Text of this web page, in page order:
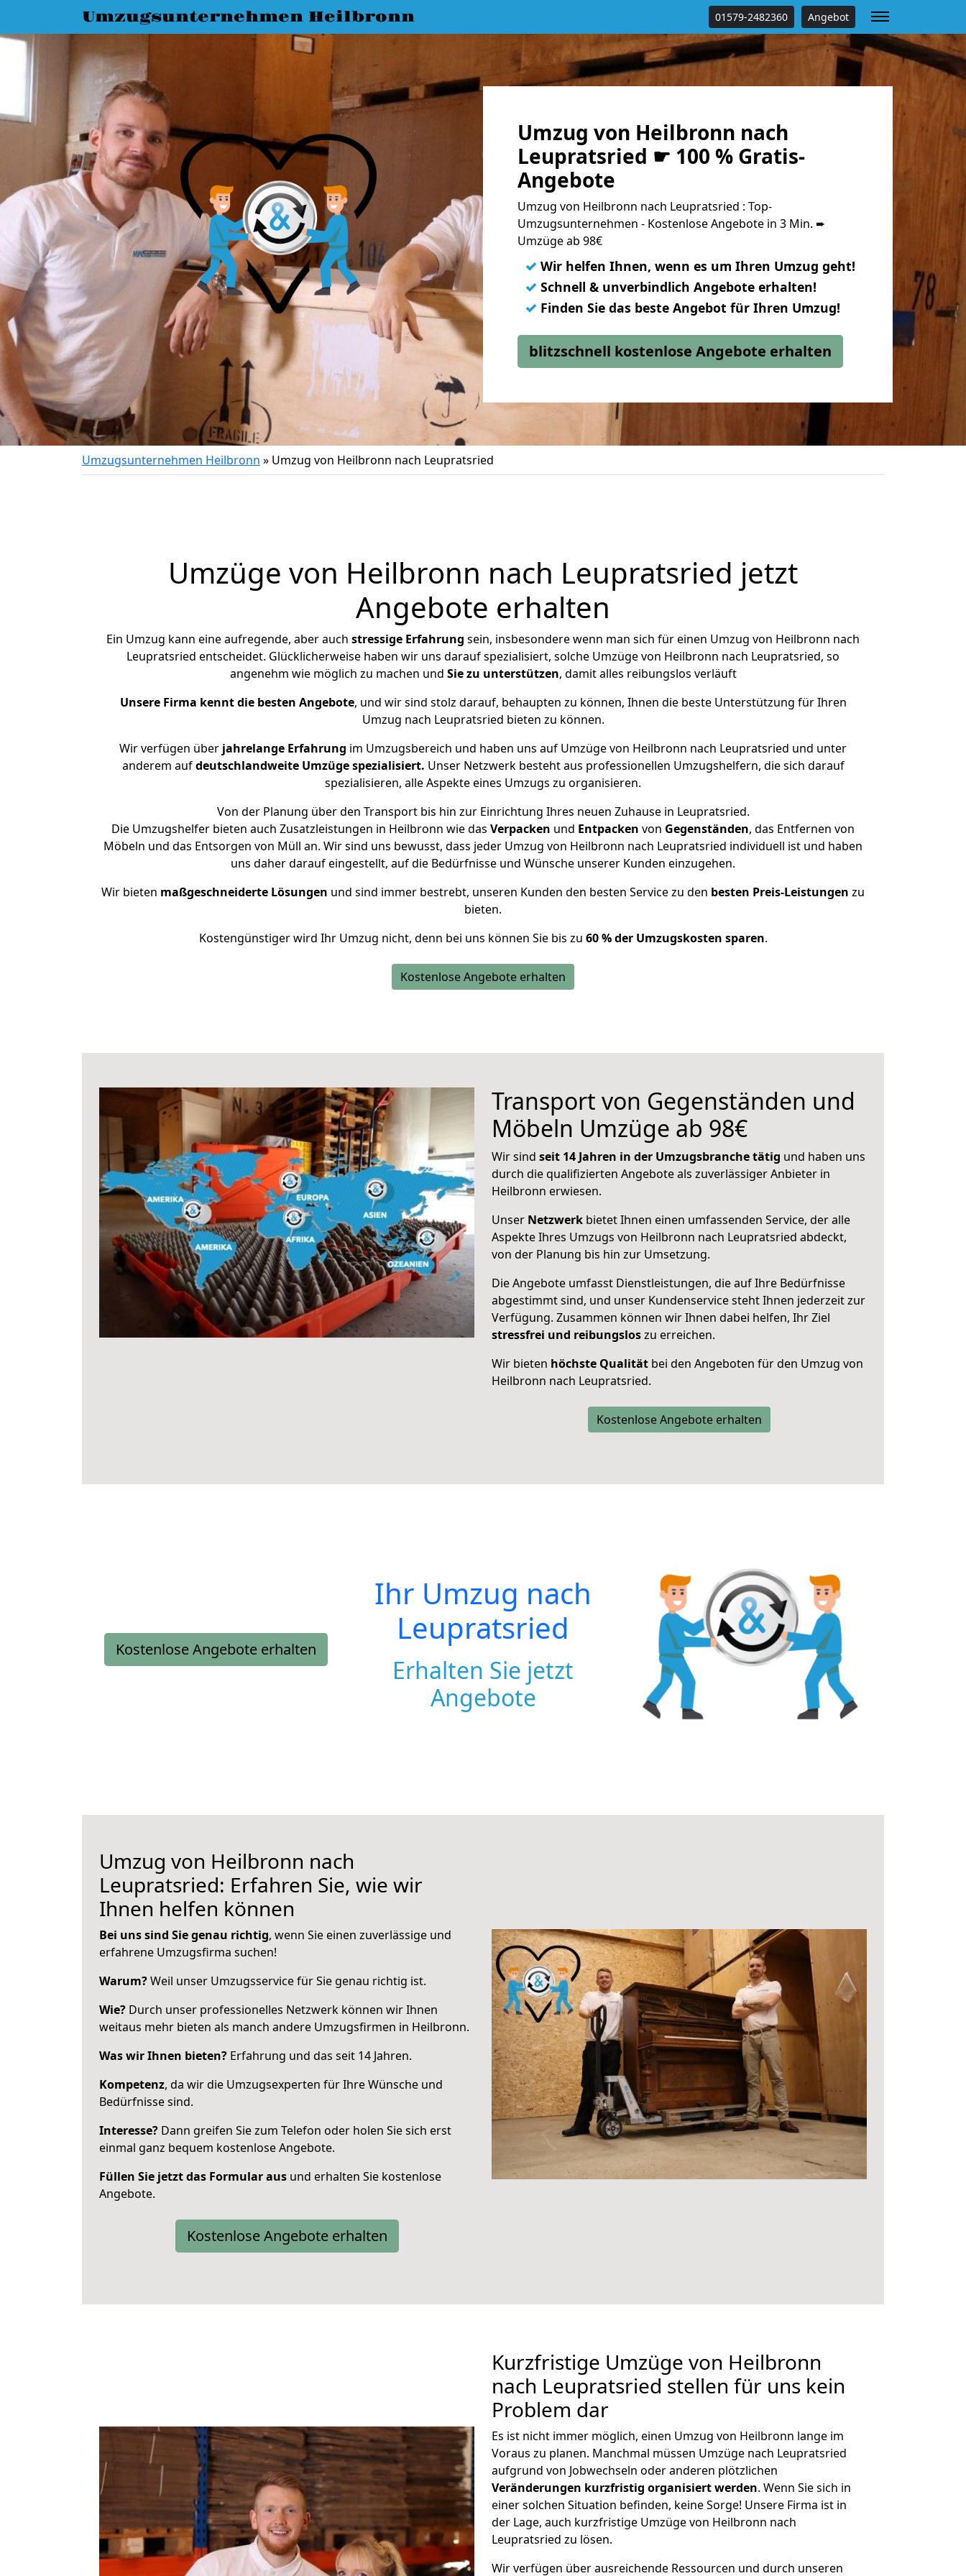
Umzugsunternehmen Heilbronn 01579-2482360 Angebot
Umzug von Heilbronn nach
Leupratsried ☛ 100 % Gratis-
Angebote
Umzug von Heilbronn nach Leupratsried : Top-
Umzugsunternehmen - Kostenlose Angebote in 3 Min. ➨
Umzüge ab 98€
✓ Wir helfen Ihnen, wenn es um Ihren Umzug geht!
✓ Schnell & unverbindlich Angebote erhalten!
✓ Finden Sie das beste Angebot für Ihren Umzug!
blitzschnell kostenlose Angebote erhalten
Umzugsunternehmen Heilbronn » Umzug von Heilbronn nach Leupratsried
Umzüge von Heilbronn nach Leupratsried jetzt
Angebote erhalten
Ein Umzug kann eine aufregende, aber auch stressige Erfahrung sein, insbesondere wenn man sich für einen Umzug von Heilbronn nach
Leupratsried entscheidet. Glücklicherweise haben wir uns darauf spezialisiert, solche Umzüge von Heilbronn nach Leupratsried, so
angenehm wie möglich zu machen und Sie zu unterstützen, damit alles reibungslos verläuft
Unsere Firma kennt die besten Angebote, und wir sind stolz darauf, behaupten zu können, Ihnen die beste Unterstützung für Ihren
Umzug nach Leupratsried bieten zu können.
Wir verfügen über jahrelange Erfahrung im Umzugsbereich und haben uns auf Umzüge von Heilbronn nach Leupratsried und unter
anderem aufdeutschlandweite Umzüge spezialisiert. Unser Netzwerk besteht aus professionellen Umzugshelfern, die sich darauf
spezialisieren, alle Aspekte eines Umzugs zu organisieren.
Von der Planung über den Transport bis hin zur Einrichtung Ihres neuen Zuhause in Leupratsried.
Die Umzugshelfer bieten auch Zusatzleistungen in Heilbronn wie das Verpacken und Entpacken von Gegenständen, das Entfernen von
Möbeln und das Entsorgen von Müll an. Wir sind uns bewusst, dass jeder Umzug von Heilbronn nach Leupratsried individuell ist und haben
uns daher darauf eingestellt, auf die Bedürfnisse und Wünsche unserer Kunden einzugehen.
Wir bieten maßgeschneiderte Lösungen und sind immer bestrebt, unseren Kunden den besten Service zu den besten Preis-Leistungen zu
bieten.
Kostengünstiger wird Ihr Umzug nicht, denn bei uns können Sie bis zu 60 % der Umzugskosten sparen.
Kostenlose Angebote erhalten
Transport von Gegenständen und
Möbeln Umzüge ab 98€
Wir sind seit 14 Jahren in der Umzugsbranche tätig und haben uns
durch die qualifizierten Angebote als zuverlässiger Anbieter in
Heilbronn erwiesen.
Unser Netzwerk bietet Ihnen einen umfassenden Service, der alle
Aspekte Ihres Umzugs von Heilbronn nach Leupratsried abdeckt,
von der Planung bis hin zur Umsetzung.
Die Angebote umfasst Dienstleistungen, die auf Ihre Bedürfnisse
abgestimmt sind, und unser Kundenservice steht Ihnen jederzeit zur
Verfügung. Zusammen können wir Ihnen dabei helfen, Ihr Ziel
stressfrei und reibungsloszu erreichen.
Wir bieten höchste Qualität bei den Angeboten für den Umzug von
Heilbronn nach Leupratsried.
Kostenlose Angebote erhalten
Kostenlose Angebote erhalten
Ihr Umzug nach
Leupratsried
Erhalten Sie jetzt
Angebote
Umzug von Heilbronn nach
Leupratsried: Erfahren Sie, wie wir
Ihnen helfen können
Bei uns sind Sie genau richtig, wenn Sie einen zuverlässige und
erfahrene Umzugsfirma suchen!
Warum?Weil unser Umzugsservice für Sie genau richtig ist.
Wie? Durch unser professionelles Netzwerk können wir Ihnen
weitaus mehr bieten als manch andere Umzugsfirmen in Heilbronn.
Was wir Ihnen bieten? Erfahrung und das seit 14 Jahren.
Kompetenz, da wir die Umzugsexperten für Ihre Wünsche und
Bedürfnisse sind.
Interesse? Dann greifen Sie zum Telefon oder holen Sie sich erst
einmal ganz bequem kostenlose Angebote.
Füllen Sie jetzt das Formular aus und erhalten Sie kostenlose
Angebote.
Kostenlose Angebote erhalten
Kurzfristige Umzüge von Heilbronn
nach Leupratsried stellen für uns kein
Problem dar
Es ist nicht immer möglich, einen Umzug von Heilbronn lange im
Voraus zu planen. Manchmal müssen Umzüge nach Leupratsried
aufgrund von Jobwechseln oder anderen plötzlichen
Veränderungen kurzfristig organisiert werden. Wenn Sie sich in
einer solchen Situation befinden, keine Sorge! Unsere Firma ist in
der Lage, auch kurzfristige Umzüge von Heilbronn nach
Leupratsried zu lösen.
Wir verfügen über ausreichende Ressourcen und durch unseren